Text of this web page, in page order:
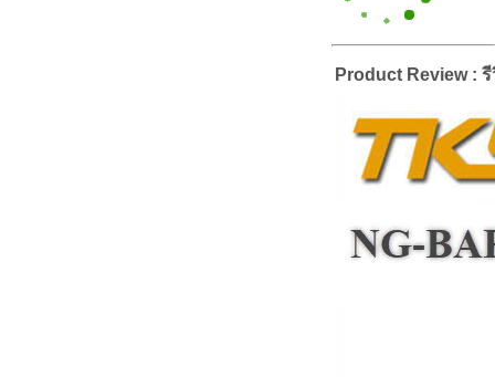
Product Review :